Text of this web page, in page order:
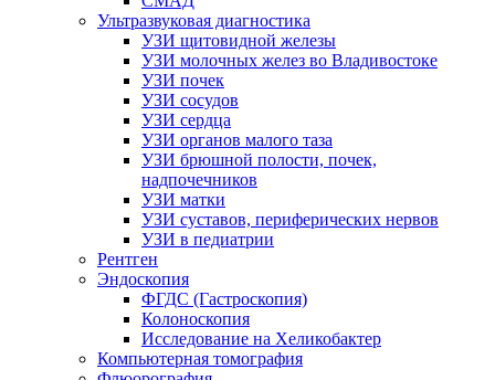
Ультразвуковая диагностика
УЗИ щитовидной железы
УЗИ молочных желез во Владивостоке
УЗИ почек
УЗИ сосудов
УЗИ сердца
УЗИ органов малого таза
УЗИ брюшной полости, почек,
надпочечников
УЗИ матки
УЗИ суставов, периферических нервов
УЗИ в педиатрии
Рентген
Эндоскопия
ФГДС (Гастроскопия)
Колоноскопия
Исследование на Хеликобактер
Компьютерная томография